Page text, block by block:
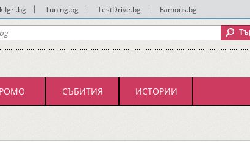
Tuning.bg TestDrive.bg Famous.bg
СЪБИТИЯ ИСТОРИИ